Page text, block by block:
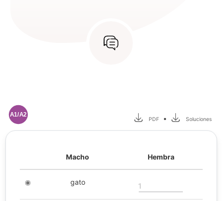
A1/A2
PDF • Soluciones
Macho Hembra
◉ gato 1